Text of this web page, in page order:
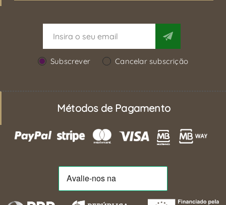
Subscrever Cancelar subscrição
Métodos de Pagamento